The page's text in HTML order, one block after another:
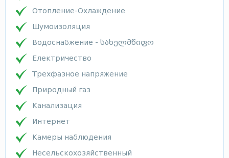
Отопление-Охлаждение
Шумоизоляция
Водоснабжение - სახელმწიფო
Електричество
Трехфазное напряжение
Природный газ
Канализация
Интернет
Камеры наблюдения
Несельскохозяйственный